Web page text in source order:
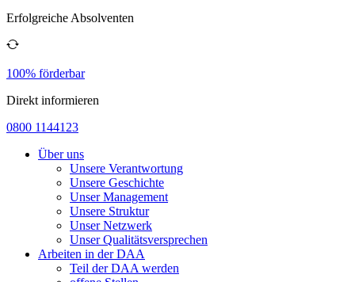
Erfolgreiche Absolventen
100% förderbar
Direkt informieren
0800 1144123
Über uns
Unsere Verantwortung
Unsere Geschichte
Unser Management
Unsere Struktur
Unser Netzwerk
Unser Qualitätsversprechen
Arbeiten in der DAA
Teil der DAA werden